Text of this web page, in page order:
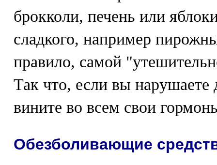
брокколи, печень или
сладкого, например
правило, самой
Так что, если вы нарушаете
вините во всем свои
Обезболивающие